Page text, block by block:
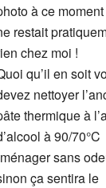
à ce
restait
chez moi !
qu’il en soit
nettoyer
thermique à
à 90/70°C
sans
ça sentira le